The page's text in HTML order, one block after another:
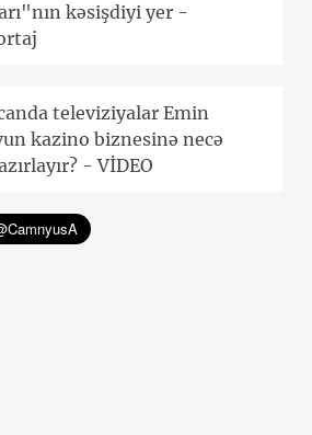
kəsişdiyi yer -
televiziyalar Emin
kazino biznesinə necə
- VİDEO